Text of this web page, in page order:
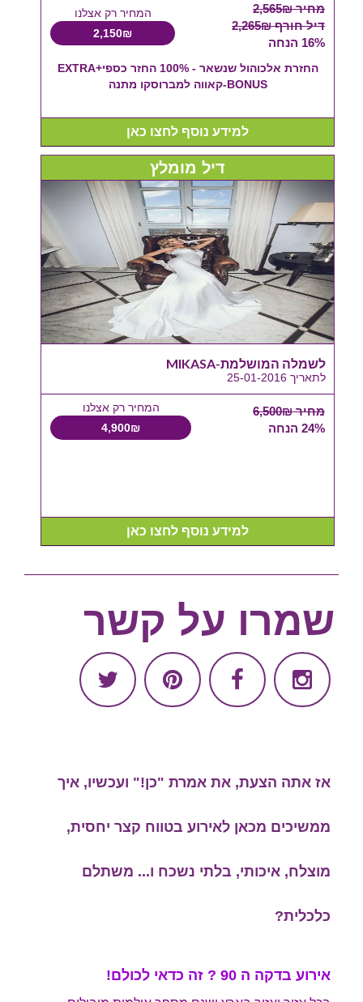
מחיר 2,565₪
דיל חורף 2,265₪
16% הנחה
המחיר רק אצלנו
2,150₪
החזרת אלכוהול שנשאר - 100% החזר כספי+EXTRA
BONUS-קאווה למברוסקו מתנה
למידע נוסף לחצו כאן
דיל מומלץ
לשמלה המושלמת-MIKASA
לתאריך 25-01-2016
מחיר 6,500₪
24% הנחה
המחיר רק אצלנו
4,900₪
למידע נוסף לחצו כאן
שמרו על קשר
אז אתה הצעת, את אמרת "כן!" ועכשיו, איך
ממשיכים מכאן לאירוע בטווח קצר יחסית,
מוצלח, איכותי, בלתי נשכח ו... משתלם
כלכלית?
אירוע בדקה ה 90 ? זה כדאי לכולם!